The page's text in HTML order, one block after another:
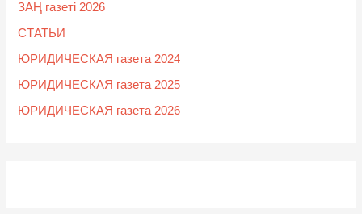
ЗАҢ газеті 2026
СТАТЬИ
ЮРИДИЧЕСКАЯ газета 2024
ЮРИДИЧЕСКАЯ газета 2025
ЮРИДИЧЕСКАЯ газета 2026